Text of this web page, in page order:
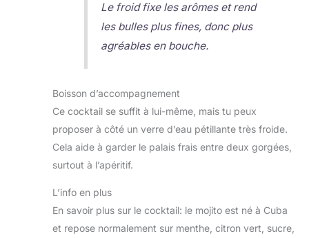
Le froid fixe les arômes et rend
les bulles plus fines, donc plus
agréables en bouche.
Boisson d’accompagnement
Ce cocktail se suffit à lui-même, mais tu peux
proposer à côté un verre d’eau pétillante très froide.
Cela aide à garder le palais frais entre deux gorgées,
surtout à l’apéritif.
L’info en plus
En savoir plus sur le cocktail: le mojito est né à Cuba
et repose normalement sur menthe, citron vert, sucre,